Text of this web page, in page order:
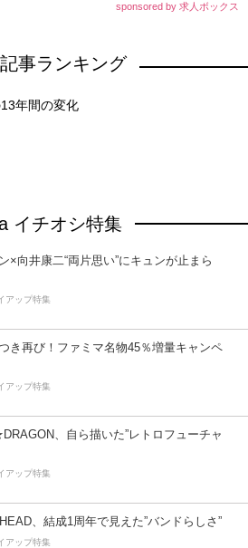
sponsored by 求人ボックス
事ランキング
年間の変化
イチオシ特集
×向井康二“両片思い”にキュンが止まら
アップ特集
き再び！ファミマ名物45％増量キャンペ
アップ特集
、自ら描いた”レトロフューチャ
アップ特集
、結成1周年で見えた”バンドらしさ”
アップ特集